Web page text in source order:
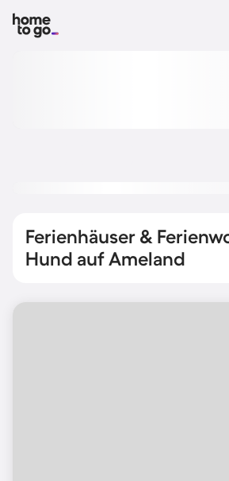
Ferienhäuser &
Hund auf Ameland